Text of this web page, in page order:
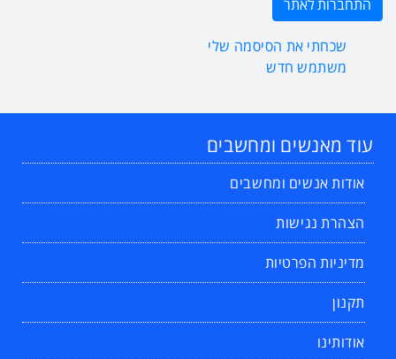
שכחתי את הסיסמה שלי
משתמש חדש
עוד מאנשים ומחשבים
אודות אנשים ומחשבים
הצהרת נגישות
מדיניות הפרטיות
תקנון
אודותינו